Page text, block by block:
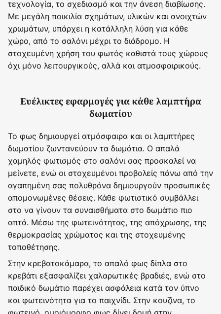
τεχνολογία, το σχεδιασμό και την άνεση διαβίωσης.
Με μεγάλη ποικιλία σχημάτων, υλικών και ανοιχτών
χρωμάτων, υπάρχει η κατάλληλη λύση για κάθε
χώρο, από το σαλόνι μέχρι το διάδρομο. Η
στοχευμένη χρήση του φωτός καθιστά τους χώρους
όχι μόνο λειτουργικούς, αλλά και ατμοσφαιρικούς.
Ευέλικτες εφαρμογές για κάθε λαμπτήρα
δωματίου
Το φως δημιουργεί ατμόσφαιρα και οι λαμπτήρες
δωματίου ζωντανεύουν τα δωμάτια. Ο απαλά
χαμηλός φωτισμός στο σαλόνι σας προσκαλεί να
μείνετε, ενώ οι στοχευμένοι προβολείς πάνω από την
αγαπημένη σας πολυθρόνα δημιουργούν προσωπικές
απομονωμένες θέσεις. Κάθε φωτιστικό συμβάλλει
στο να γίνουν τα συναισθήματα στο δωμάτιο πιο
απτά. Μέσω της φωτεινότητας, της απόχρωσης, της
θερμοκρασίας χρώματος και της στοχευμένης
τοποθέτησης.
Στην κρεβατοκάμαρα, το απαλό φως δίπλα στο
κρεβάτι εξασφαλίζει χαλαρωτικές βραδιές, ενώ στο
παιδικό δωμάτιο παρέχει ασφάλεια κατά τον ύπνο
και φωτεινότητα για το παιχνίδι. Στην κουζίνα, το